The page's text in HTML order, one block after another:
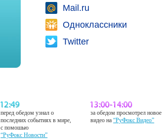
Mail.ru
Одноклассники
Twitter
перед обедом узнал о
последних событиях в мире,
с помошью
“РуФокс Новости”
за обедом просмотрел новое
видео на“РуФокс Видео”